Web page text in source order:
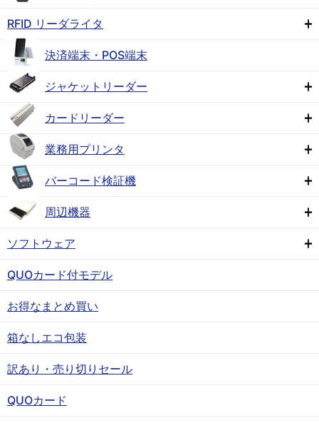
RFID リーダライタ
決済端末・POS端末
ジャケットリーダー
カードリーダー
業務用プリンタ
バーコード検証機
周辺機器
ソフトウェア
QUOカード付モデル
お得なまとめ買い
箱なしエコ包装
訳あり・売り切りセール
QUOカード